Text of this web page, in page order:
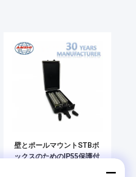
壁とポールマウントSTBボ
ックスのためのIP55保護付